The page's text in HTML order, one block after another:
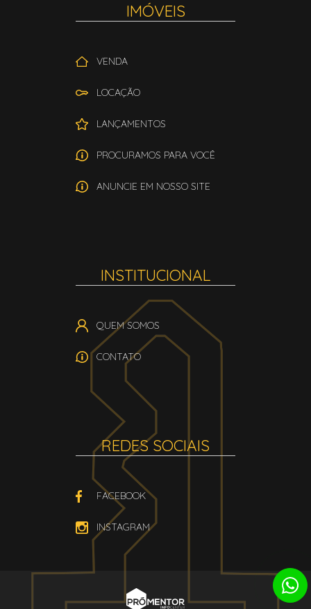
IMÓVEIS
VENDA
LOCAÇÃO
LANÇAMENTOS
PROCURAMOS PARA VOCÊ
ANUNCIE EM NOSSO SITE
INSTITUCIONAL
QUEM SOMOS
CONTATO
REDES SOCIAIS
FACEBOOK
INSTAGRAM